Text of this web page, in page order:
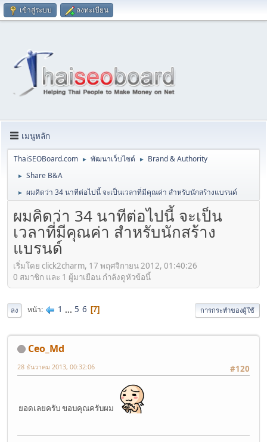
เข้าสู่ระบบ ลงทะเบียน
เมนูหลัก
ThaiSEOBoard.com ► พัฒนาเว็บไซต์ ► Brand & Authority
► Share B&A
► ผมคิดว่า 34 นาทีต่อไปนี้ จะเป็นเวลาที่มีคุณค่า สำหรับนักสร้างแบรนด์
ผมคิดว่า 34 นาทีต่อไปนี้ จะเป็น
เวลาที่มีคุณค่า สำหรับนักสร้าง
แบรนด์
เริ่มโดย click2charm, 17 พฤศจิกายน 2012, 01:40:26
0 สมาชิก และ 1 ผู้มาเยือน กำลังดูหัวข้อนี้
ลง หน้า 1 ... 5 6 7 การกระทำของผู้ใช้
Ceo_Md
#120
28 ธันวาคม 2013, 00:32:06
ยอดเลยครับ ขอบคุณครับผม